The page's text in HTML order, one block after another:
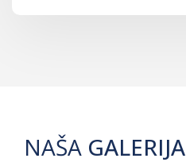
NAŠA GALERIJA